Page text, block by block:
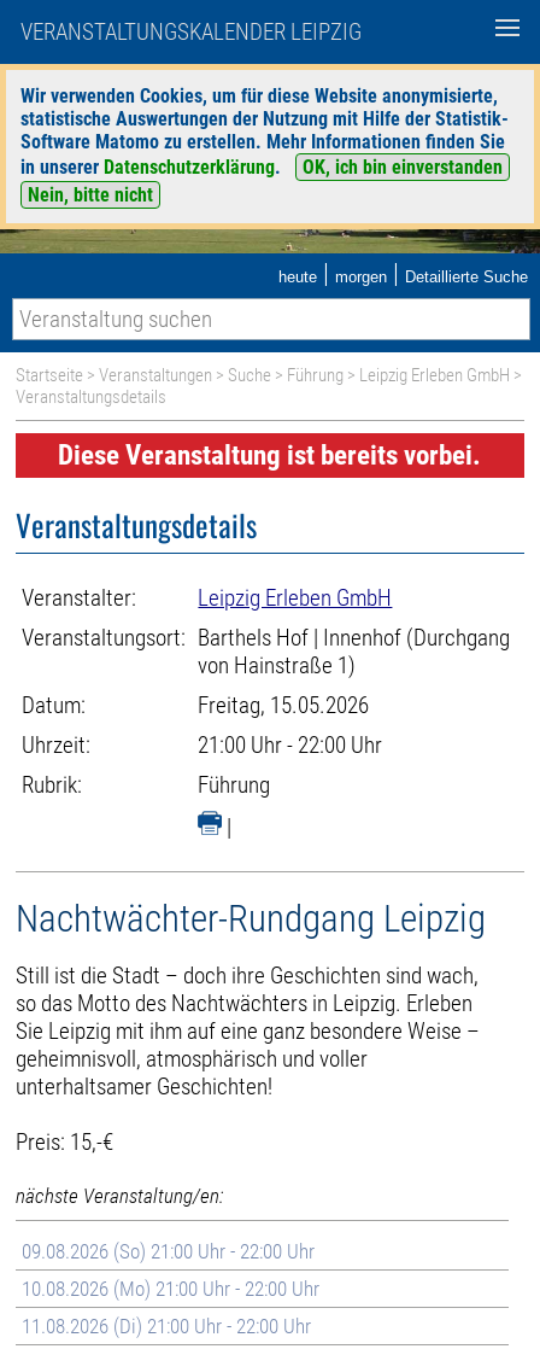
VERANSTALTUNGSKALENDER LEIPZIG
Wir verwenden Cookies, um für diese Website anonymisierte,
statistische Auswertungen der Nutzung mit Hilfe der Statistik-
Software Matomo zu erstellen. Mehr Informationen finden Sie
in unserer Datenschutzerklärung.
OK, ich bin einverstanden
Nein, bitte nicht
heute | morgen | Detaillierte Suche
Startseite >Veranstaltungen > Suche > Führung > Leipzig Erleben GmbH >
Veranstaltungsdetails
Diese Veranstaltung ist bereits vorbei.
Veranstaltungsdetails
Veranstalter:
Leipzig Erleben GmbH
Veranstaltungsort: Barthels Hof | Innenhof (Durchgang
von Hainstraße 1)
Datum:
Freitag, 15.05.2026
Uhrzeit:
21:00 Uhr - 22:00 Uhr
Rubrik:
Führung
|
Nachtwächter-Rundgang Leipzig
Still ist die Stadt – doch ihre Geschichten sind wach,
so das Motto des Nachtwächters in Leipzig. Erleben
Sie Leipzig mit ihm auf eine ganz besondere Weise –
geheimnisvoll, atmosphärisch und voller
unterhaltsamer Geschichten!
Preis: 15,-€
nächste Veranstaltung/en:
09.08.2026 (So) 21:00 Uhr - 22:00 Uhr
10.08.2026 (Mo) 21:00 Uhr - 22:00 Uhr
11.08.2026 (Di) 21:00 Uhr - 22:00 Uhr